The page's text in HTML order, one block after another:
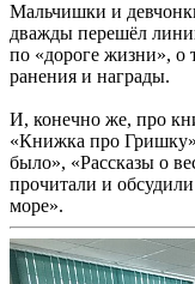
Мальчишки и
дважды перешёл
по «дороге жизни», о
ранения и награды.
И, конечно же, про
«Книжка про
было», «Рассказы о
прочитали и
море».